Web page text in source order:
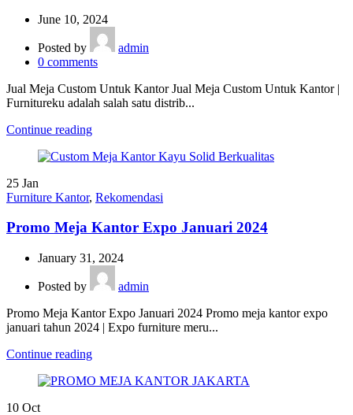
June 10, 2024
Posted by
admin
0 comments
Jual Meja Custom Untuk Kantor Jual Meja Custom Untuk Kantor |
Furnitureku adalah salah satu distrib...
Continue reading
25 Jan
Furniture Kantor, Rekomendasi
Promo Meja Kantor Expo Januari 2024
January 31, 2024
Posted by
admin
Promo Meja Kantor Expo Januari 2024 Promo meja kantor expo
januari tahun 2024 | Expo furniture meru...
Continue reading
10 Oct